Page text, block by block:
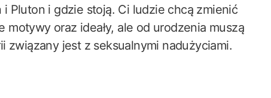
Pluton i gdzie stoją. Ci ludzie chcą zmienić
oraz ideały, ale od urodzenia muszą
związany jest z seksualnymi nadużyciami.